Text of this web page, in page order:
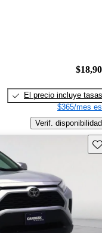
El precio incluye tasas
$365/mes
Verif. disponibilidad